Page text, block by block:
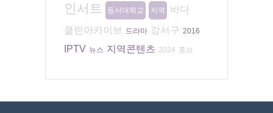
인서트 동서대학교 지역
바다
클린아카이브
드라마 강서구 2016
IPTV 뉴스 지역콘텐츠 2024 홍보